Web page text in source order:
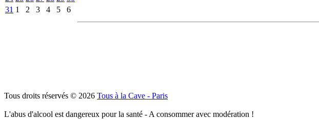
31 1 2 3 4 5 6
Tous droits réservés © 2026 Tous à la Cave - Paris
L'abus d'alcool est dangereux pour la santé - A consommer avec modération !